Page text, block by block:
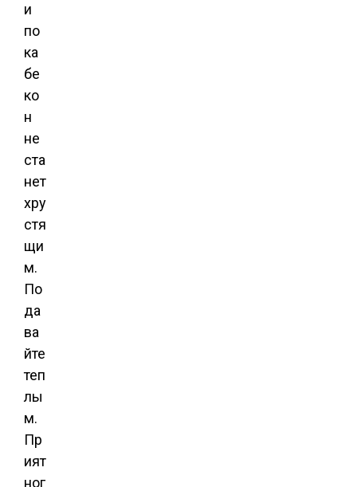
и
по
ка
бе
ко
н
не
ста
нет
хру
стя
щи
м.
По
да
ва
йте
теп
лы
м.
Пр
ият
ног